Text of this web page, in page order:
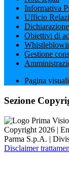
Informativa
Ufficio
Obiettivi di
Gestione
Pagina
Sezione
Copyright 2026 |
Parma S.p.A. |
Disclaimer